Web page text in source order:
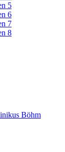
5
6
7
8
Böhm